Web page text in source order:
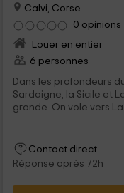
Calvi, Corse
0 opinions
Louer en entier
6 personnes
Dans les profondeurs
Sardaigne, la Sicile et
grande. On vole vers
Contact direct
Réponse après 72h